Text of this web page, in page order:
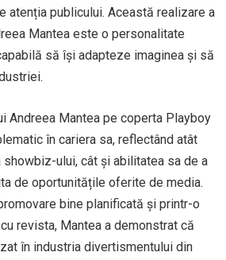
atenția publicului. Această realizare a
Mantea este o personalitate
să își adapteze imaginea și să
Andreea Mantea pe coperta Playboy
în cariera sa, reflectând atât
ului, cât și abilitatea sa de a
de oportunitățile oferite de media.
bine planificată și printr-o
revista, Mantea a demonstrat că
în industria divertismentului din